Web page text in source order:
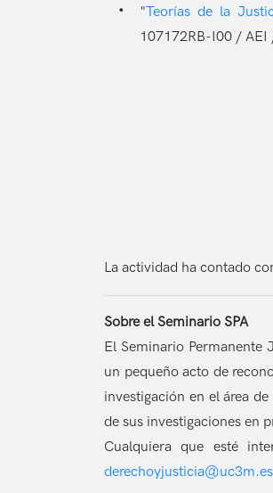
"Teorías de la
107172RB-I00 /
La actividad ha contado
Sobre el Seminario SPA
El Seminario Permanente
un pequeño acto de
investigación en el área
de sus investigaciones en
Cualquiera que esté
derechoyjusticia@uc3m.es